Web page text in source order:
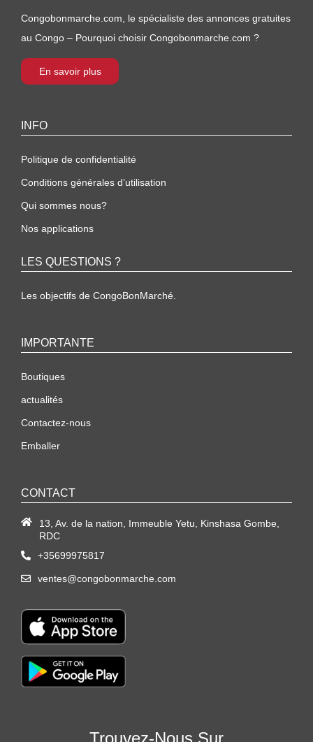
Congobonmarche.com, le spécialiste des annonces gratuites
au Congo – Pourquoi choisir Congobonmarche.com ?
En savoir plus
INFO
Politique de confidentialité
Conditions générales d’utilisation
Qui sommes nous?
Nos applications
LES QUESTIONS ?
Les objectifs de CongoBonMarché.
IMPORTANTE
Boutiques
actualités
Contactez-nous
Emballer
CONTACT
13, Av. de la nation, Immeuble Yetu, Kinshasa Gombe,
RDC
+35699975817
ventes@congobonmarche.com
Trouvez-Nous Sur